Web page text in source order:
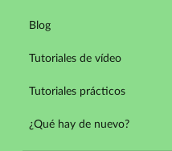
Blog
Tutoriales de vídeo
Tutoriales prácticos
¿Qué hay de nuevo?